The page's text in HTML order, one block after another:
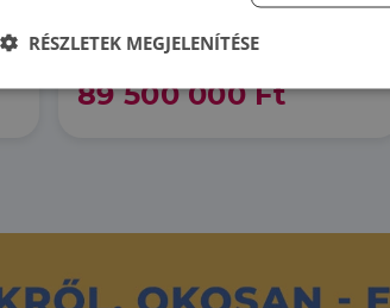
89 500 000 Ft
RÉSZLETEK MEGJELENÍTÉSE
Elengedhetetlenül
szükséges
Teljesítmény